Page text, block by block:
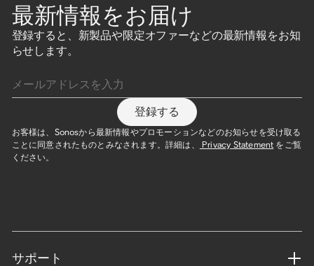
最新情報をお届け
登録すると、新製品や限定オファーなどの最新情報をお知
らせします。
登録する
お客様は、Sonosから最新情報やプロモーションなどのお知らせを受け取る
ことに同意されたものとみなされます。詳細は、
Privacy Statement をご覧
ください。
サポート